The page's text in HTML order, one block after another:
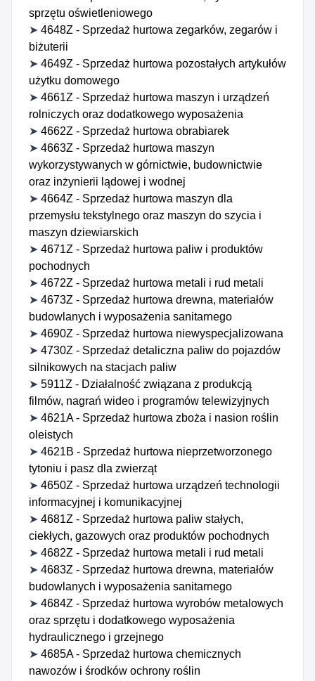
sprzętu oświetleniowego
➤ 4648Z - Sprzedaż hurtowa zegarków, zegarów i
biżuterii
➤ 4649Z - Sprzedaż hurtowa pozostałych artykułów
użytku domowego
➤ 4661Z - Sprzedaż hurtowa maszyn i urządzeń
rolniczych oraz dodatkowego wyposażenia
➤ 4662Z - Sprzedaż hurtowa obrabiarek
➤ 4663Z - Sprzedaż hurtowa maszyn
wykorzystywanych w górnictwie, budownictwie
oraz inżynierii lądowej i wodnej
➤ 4664Z - Sprzedaż hurtowa maszyn dla
przemysłu tekstylnego oraz maszyn do szycia i
maszyn dziewiarskich
➤ 4671Z - Sprzedaż hurtowa paliw i produktów
pochodnych
➤ 4672Z - Sprzedaż hurtowa metali i rud metali
➤ 4673Z - Sprzedaż hurtowa drewna, materiałów
budowlanych i wyposażenia sanitarnego
➤ 4690Z - Sprzedaż hurtowa niewyspecjalizowana
➤ 4730Z - Sprzedaż detaliczna paliw do pojazdów
silnikowych na stacjach paliw
➤ 5911Z - Działalność związana z produkcją
filmów, nagrań wideo i programów telewizyjnych
➤ 4621A - Sprzedaż hurtowa zboża i nasion roślin
oleistych
➤ 4621B - Sprzedaż hurtowa nieprzetworzonego
tytoniu i pasz dla zwierząt
➤ 4650Z - Sprzedaż hurtowa urządzeń technologii
informacyjnej i komunikacyjnej
➤ 4681Z - Sprzedaż hurtowa paliw stałych,
ciekłych, gazowych oraz produktów pochodnych
➤ 4682Z - Sprzedaż hurtowa metali i rud metali
➤ 4683Z - Sprzedaż hurtowa drewna, materiałów
budowlanych i wyposażenia sanitarnego
➤ 4684Z - Sprzedaż hurtowa wyrobów metalowych
oraz sprzętu i dodatkowego wyposażenia
hydraulicznego i grzejnego
➤ 4685A - Sprzedaż hurtowa chemicznych
nawozów i środków ochrony roślin